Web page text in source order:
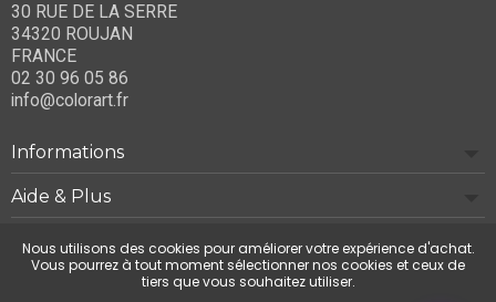
30 RUE DE LA SERRE
34320 ROUJAN
FRANCE
02 30 96 05 86
info@colorart.fr
Informations
Aide & Plus
Notre société
Contactez-nous
Nous utilisons des cookies pour améliorer votre expérience d'achat.
Vous pourrez à tout moment sélectionner nos cookies et ceux de
tiers que vous souhaitez utiliser.